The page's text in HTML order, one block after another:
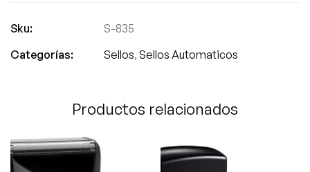
Sku:
S-835
Categorías:
Sellos, Sellos Automaticos
Productos relacionados